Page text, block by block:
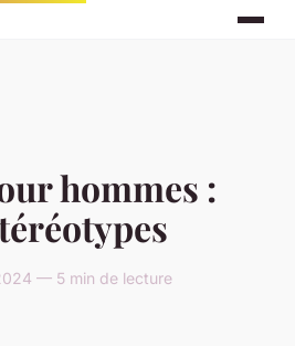
hommes :
— 5 min de lecture